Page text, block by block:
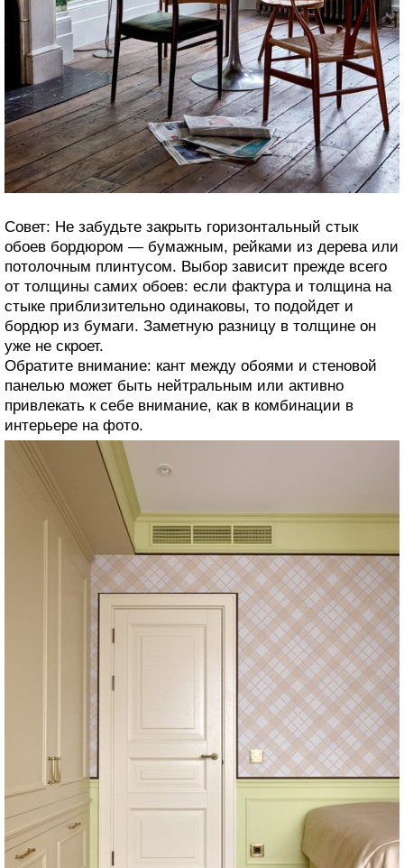
Совет: Не забудьте закрыть горизонтальный стык
обоев бордюром — бумажным, рейками из дерева или
потолочным плинтусом. Выбор зависит прежде всего
от толщины самих обоев: если фактура и толщина на
стыке приблизительно одинаковы, то подойдет и
бордюр из бумаги. Заметную разницу в толщине он
уже не скроет.
Обратите внимание: кант между обоями и стеновой
панелью может быть нейтральным или активно
привлекать к себе внимание, как в комбинации в
интерьере на фото.